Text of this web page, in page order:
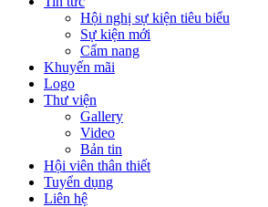
Hội nghị sự kiện tiêu biểu
Sự kiện mới
Cẩm nang
Khuyến mãi
Logo
Thư viện
Gallery
Video
Bản tin
Hội viên thân thiết
Tuyển dụng
Liên hệ